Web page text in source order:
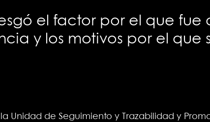
el factor por el que fue
y los motivos por el que
Unidad de Seguimiento y Trazabilidad y